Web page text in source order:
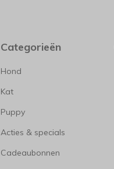
Categorieën
Hond
Kat
Puppy
Acties & specials
Cadeaubonnen